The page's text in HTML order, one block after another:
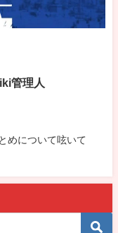
管理人
めについて呟いて